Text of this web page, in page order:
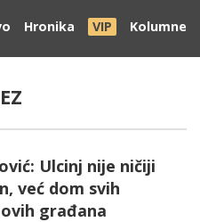
Hronika VIP Kolumne
Ulcinj nije ničiji
već dom svih
građana